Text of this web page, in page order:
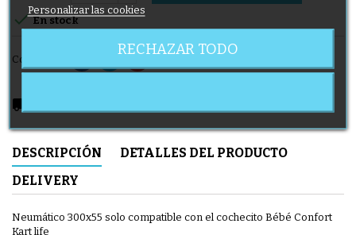
En stock
Compartir
local_shipping
DESCRIPCIÓN
DETALLES DEL PRODUCTO
DELIVERY
Neumático 300x55 solo compatible con el cochecito Bébé Confort
Kart life
Personalizar las cookies
RECHAZAR TODO